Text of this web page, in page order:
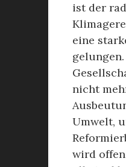
ist der
eine
nicht
Umwelt,
wird